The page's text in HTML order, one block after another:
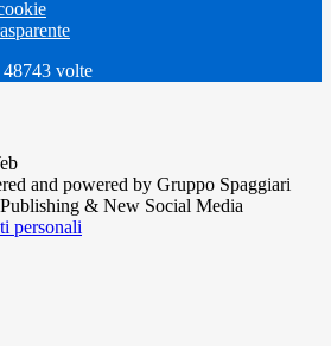
48743 volte
and powered by Gruppo Spaggiari
& New Social Media
personali